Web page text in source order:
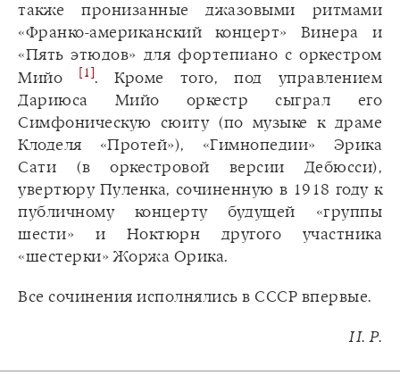
также пронизанные джазовыми ритмами
«Франко-американский концерт» Винера и
«Пять этюдов» для фортепиано с оркестром
Мийо
[1]. Кроме того, под управлением
Дариюса Мийо оркестр сыграл его
Симфоническую сюиту (по музыке к драме
Клоделя «Протей»), «Гимнопедии» Эрика
Сати (в оркестровой версии Дебюсси),
увертюру Пуленка, сочиненную в 1918 году к
публичному концерту будущей «группы
шести» и Ноктюрн другого участника
«шестерки» Жоржа Орика.
Все сочинения исполнялись в СССР впервые.
И. Р.